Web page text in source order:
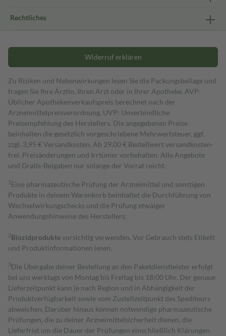
Rechtliches
Widerruf erklären
Zu Risiken und Nebenwirkungen lesen Sie die Packungsbeilage und
fragen Sie Ihre Ärztin, Ihren Arzt oder in Ihrer Apotheke. AVP:
Üblicher Apothekenverkaufspreis berechnet nach der
Arzneimittelpreisverordnung. UVP: Unverbindliche
Preisempfehlung des Herstellers. Die angegebenen Preise
beinhalten die gesetzlich vorgeschriebene Mehrwertsteuer, ggf.
zzgl. 3,95 € Versandkosten. Ab 29,00 € Bestell­wert versand­kosten­
frei. Preisänderungen und Irrtümer vorbehalten. Alle Angebote
und Gratis-Beigaben nur solange der Vorrat reicht.
1 Eine pharmazeutische Prüfung der Arzneimittel und sonstigen
Produkte in deinem Warenkorb beinhaltet die Durchführung von
Wechselwirkungschecks und die Prüfung etwaiger
Anwendungshinweise des Herstellers.
2Biozidproduktevorsichtig verwenden. Vor Gebrauch stets Etikett
und Produktinformationen lesen.
3Die Übergabe deiner Bestellung an den Paketdienstleister erfolgt
bei uns werktags von Montag bis Freitag bis 18:00 Uhr. Der genaue
Lieferzeitpunkt kann je nach Region und in Abhängigkeit der
Produktverfügbarkeit sowie vom Zustellzeitpunkt des Spediteurs
abweichen. Darüber hinaus können notwendige pharmazeutische
Prüfungen, die zu deiner Arzneimittelsicherheit dienen, die
Lieferfrist um die Dauer der Prüfungen einschließlich Klärungen